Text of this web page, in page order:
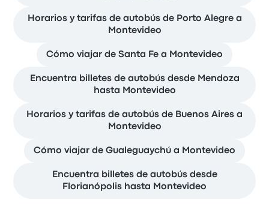
Horarios y tarifas de autobús de Porto Alegre a
Montevideo
Cómo viajar de Santa Fe a Montevideo
Encuentra billetes de autobús desde Mendoza
hasta Montevideo
Horarios y tarifas de autobús de Buenos Aires a
Montevideo
Cómo viajar de Gualeguaychú a Montevideo
Encuentra billetes de autobús desde
Florianópolis hasta Montevideo